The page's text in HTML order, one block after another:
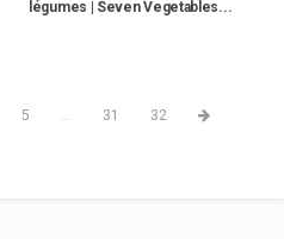
légumes | Seven Vegetables...
5 ... 31 32